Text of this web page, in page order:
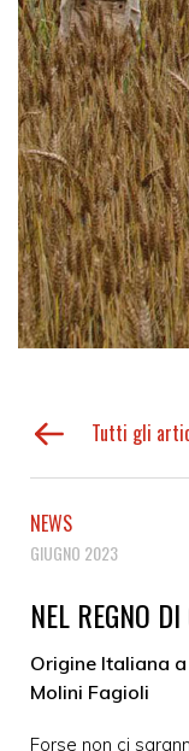
Tutti gli
NEWS
GIUGNO 2023
NEL REGNO
Origine Italiana
Molini Fagioli
Forse non ci